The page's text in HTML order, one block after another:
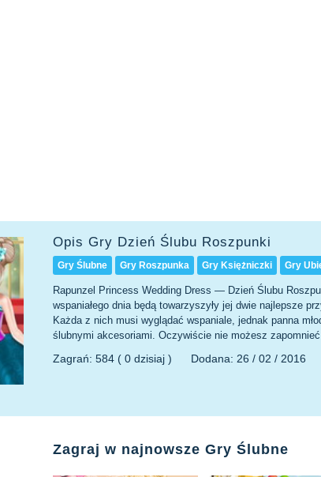
Opis Gry Dzień Ślubu Roszpunki
Gry Ślubne Gry Roszpunka Gry Księżniczki Gry
Rapunzel Princess Wedding Dress — Dzień Ślubu
wspaniałego dnia będą towarzyszyły jej dwie najlepsze
Każda z nich musi wyglądać wspaniale, jednak panna
ślubnymi akcesoriami. Oczywiście nie możesz
Zagrań: 584 ( 0 dzisiaj ) Dodana: 26 / 02 / 2016
Zagraj w najnowsze Gry Ślubne